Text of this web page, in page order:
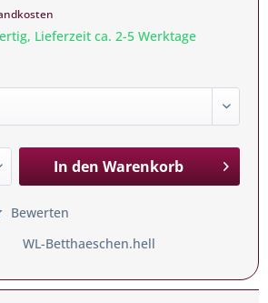
Lieferzeit ca. 2-5 Werktage
In den Warenkorb
Bewerten
WL-Betthaeschen.hell